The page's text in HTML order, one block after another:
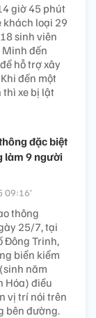
giờ 45 phút
khách loại 29
sinh viên
đến
hỗ trợ xây
đến một
thì xe bị lật
đặc biệt
làm 9 người
thông
25/7, tại
Đông Trinh,
biển kiểm
năm
Hóa) điều
vị trí nói trên
bên đường.